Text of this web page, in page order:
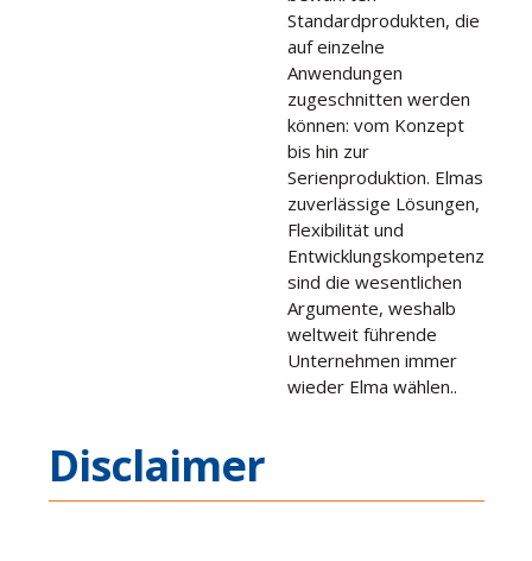
Standardprodukten, die
auf einzelne
Anwendungen
zugeschnitten werden
können: vom Konzept
bis hin zur
Serienproduktion. Elmas
zuverlässige Lösungen,
Flexibilität und
Entwicklungskompetenz
sind die wesentlichen
Argumente, weshalb
weltweit führende
Unternehmen immer
wieder Elma wählen..
Disclaimer